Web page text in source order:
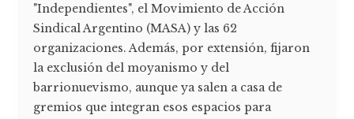
"Independientes", el Movimiento de Acción
Sindical Argentino (MASA) y las 62
organizaciones. Además, por extensión, fijaron
la exclusión del moyanismo y del
barrionuevismo, aunque ya salen a casa de
gremios que integran esos espacios para